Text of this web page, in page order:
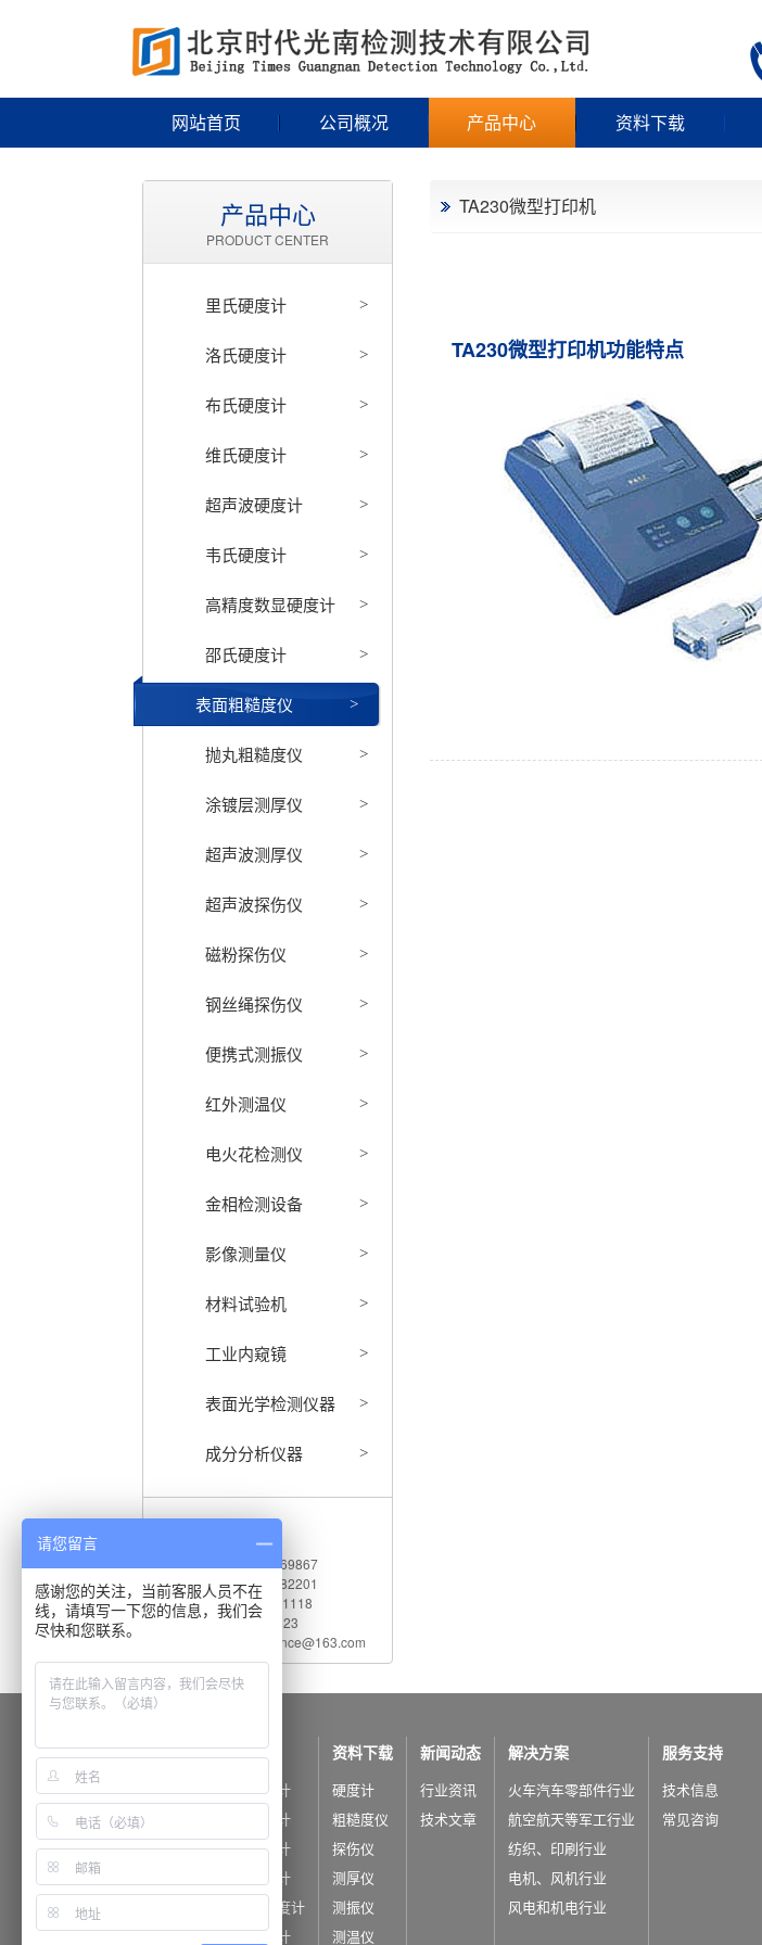
网站首页 公司概况 产品中心 资料下载
TA230微型打印机
TA230微型打印机功能特点
产品中心
PRODUCT CENTER
里氏硬度计 >
洛氏硬度计 >
布氏硬度计 >
维氏硬度计 >
超声波硬度计 >
韦氏硬度计 >
高精度数显硬度计 >
邵氏硬度计 >
表面粗糙度仪 >
抛丸粗糙度仪 >
涂镀层测厚仪 >
超声波测厚仪 >
超声波探伤仪 >
磁粉探伤仪 >
钢丝绳探伤仪 >
便携式测振仪 >
红外测温仪 >
电火花检测仪 >
金相检测设备 >
影像测量仪 >
材料试验机 >
工业内窥镜 >
表面光学检测仪器 >
成分分析仪器 >
电 话：010-62969867
传 真：010-82782201
服务热线：400 660 1118
Q Q：542730823
电子邮件：shidaijiance@163.com
公司概况
公司简介
公司荣誉
产品中心
里氏硬度计
洛氏硬度计
布氏硬度计
维氏硬度计
超声波硬度计
韦氏硬度计
资料下载
硬度计
粗糙度仪
探伤仪
测厚仪
测振仪
测温仪
新闻动态
行业资讯
技术文章
解决方案
火车汽车零部件行业
航空航天等军工行业
纺织、印刷行业
电机、风机行业
风电和机电行业
服务支持
技术信息
常见咨询
请您留言
感谢您的关注，当前客服人员不在
线，请填写一下您的信息，我们会
尽快和您联系。